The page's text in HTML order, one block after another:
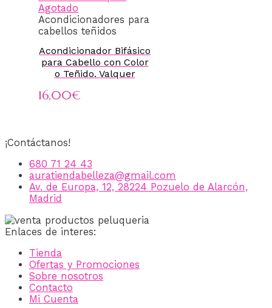
Agotado
Acondicionadores para
cabellos teñidos
Acondicionador Bifásico
para Cabello con Color
o Teñido. Valquer
16,00€
¡Contáctanos!
680 71 24 43
auratiendabelleza@gmail.com
Av. de Europa, 12, 28224 Pozuelo de Alarcón,
Madrid
Enlaces de interes:
Tienda
Ofertas y Promociones
Sobre nosotros
Contacto
Mi Cuenta